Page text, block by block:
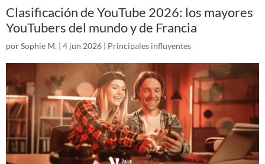
Clasificación de YouTube 2026: los mayores
YouTubers del mundo y de Francia
porSophie M. | 4 jun 2026 | Principales influyentes